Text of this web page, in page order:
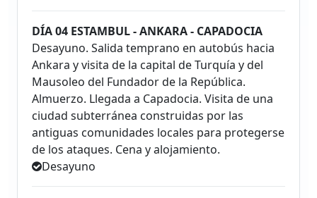
DÍA 04 ESTAMBUL - ANKARA - CAPADOCIA
Desayuno. Salida temprano en autobús hacia
Ankara y visita de la capital de Turquía y del
Mausoleo del Fundador de la República.
Almuerzo. Llegada a Capadocia. Visita de una
ciudad subterránea construidas por las
antiguas comunidades locales para protegerse
de los ataques. Cena y alojamiento.
Desayuno